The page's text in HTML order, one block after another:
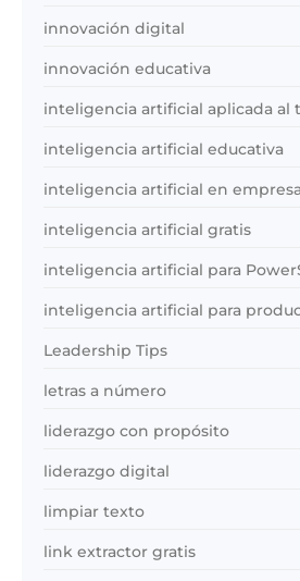
innovación digital
innovación educativa
inteligencia artificial aplicada al
inteligencia artificial educativa
inteligencia artificial en
inteligencia artificial gratis
inteligencia artificial para
inteligencia artificial para
Leadership Tips
letras a número
liderazgo con propósito
liderazgo digital
limpiar texto
link extractor gratis